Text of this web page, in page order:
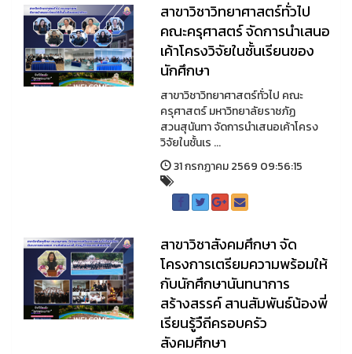
สาขาวิชาวิทยาศาสตร์ทั่วไป
คณะครุศาสตร์ จัดการนำเสนอ
เค้าโครงวิจัยในชั้นเรียนของ
นักศึกษา
สาขาวิชาวิทยาศาสตร์ทั่วไป คณะ
ครุศาสตร์ มหาวิทยาลัยราชภัฏ
สวนสุนันทา จัดการนำเสนอเค้าโครง
วิจัยในชั้นเร ...
31 กรกฏาคม 2569 09:56:15
สาขาวิชาสังคมศึกษา จัด
โครงการเตรียมความพร้อมให้
กับนักศึกษานันทนาการ
สร้างสรรค์ สานสัมพันธ์น้องพี่
เรียนรู้วืถีครอบครัว
สังคมศึกษา